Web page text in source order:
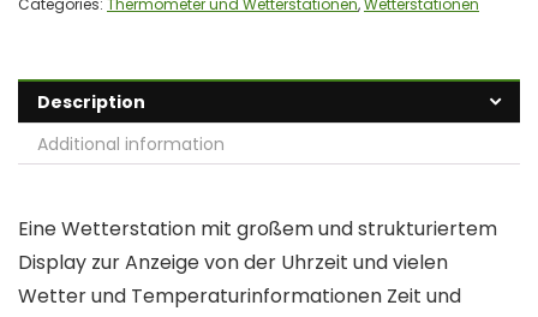
Categories: Thermometer und Wetterstationen,Wetterstationen
Description
Additional information
Eine Wetterstation mit großem und strukturiertem
Display zur Anzeige von der Uhrzeit und vielen
Wetter und Temperaturinformationen Zeit und